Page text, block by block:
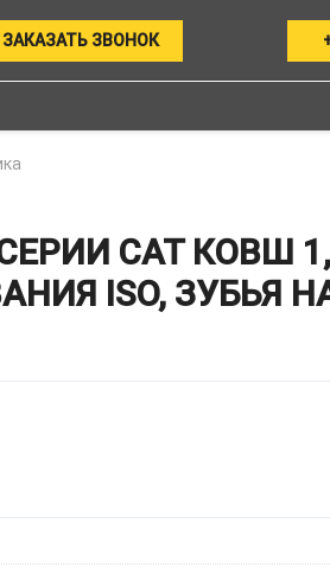
ЗАКАЗАТЬ ЗВОНОК
CAT КОВШ
ISO, ЗУБЬЯ